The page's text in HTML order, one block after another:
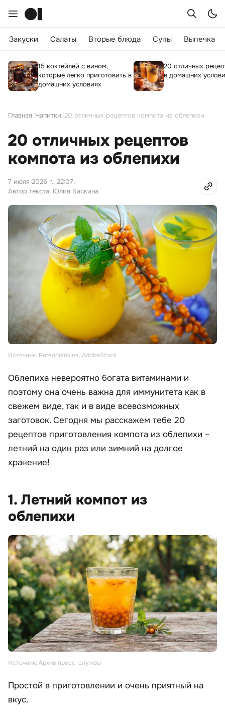
Закуски Салаты Вторые блюда Супы Выпечка
15 коктейлей с вином,
которые легко приготовить в
домашних условиях
20 отличных
в домашних
Главная Напитки 20 отличных рецептов компота из облепихи
20 отличных рецептов
компота из облепихи
7 июля 2026 г., 22:07;
Автор текста: Юлия Баскина
Источник: Peredniankina, AdobeStock
Облепиха невероятно богата витаминами и
поэтому она очень важна для иммунитета как в
свежем виде, так и в виде всевозможных
заготовок. Сегодня мы расскажем тебе 20
рецептов приготовления компота из облепихи –
летний на один раз или зимний на долгое
хранение!
1. Летний компот из
облепихи
Источник: Архив пресс-службы
Простой в приготовлении и очень приятный на
вкус.